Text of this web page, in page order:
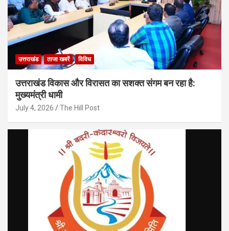
उत्तराखंड ताजा खबरें विविध
उत्तराखंड विकास और विरासत का सशक्त संगम बन रहा है:
मुख्यमंत्री धामी
July 4, 2026 The Hill Post